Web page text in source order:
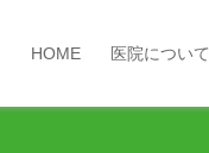
HOME 医院について